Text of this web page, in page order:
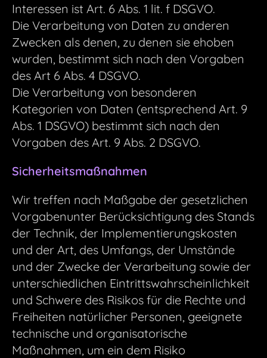
Interessen ist Art. 6 Abs. 1 lit. f DSGVO.
Die Verarbeitung von Daten zu anderen
Zwecken als denen, zu denen sie ehoben
wurden, bestimmt sich nach den Vorgaben
des Art 6 Abs. 4 DSGVO.
Die Verarbeitung von besonderen
Kategorien von Daten (entsprechend Art. 9
Abs. 1 DSGVO) bestimmt sich nach den
Vorgaben des Art. 9 Abs. 2 DSGVO.
Sicherheitsmaßnahmen
Wir treffen nach Maßgabe der gesetzlichen
Vorgabenunter Berücksichtigung des Stands
der Technik, der Implementierungskosten
und der Art, des Umfangs, der Umstände
und der Zwecke der Verarbeitung sowie der
unterschiedlichen Eintrittswahrscheinlichkeit
und Schwere des Risikos für die Rechte und
Freiheiten natürlicher Personen, geeignete
technische und organisatorische
Maßnahmen, um ein dem Risiko